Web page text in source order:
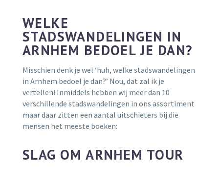
WELKE
STADSWANDELINGEN IN
ARNHEM BEDOEL JE DAN?
Misschien denk je wel ‘huh, welke stadswandelingen
in Arnhem bedoel je dan?’ Nou, dat zal ik je
vertellen! Inmiddels hebben wij meer dan 10
verschillende stadswandelingen in ons assortiment
maar daar zitten een aantal uitschieters bij die
mensen het meeste boeken:
SLAG OM ARNHEM TOUR